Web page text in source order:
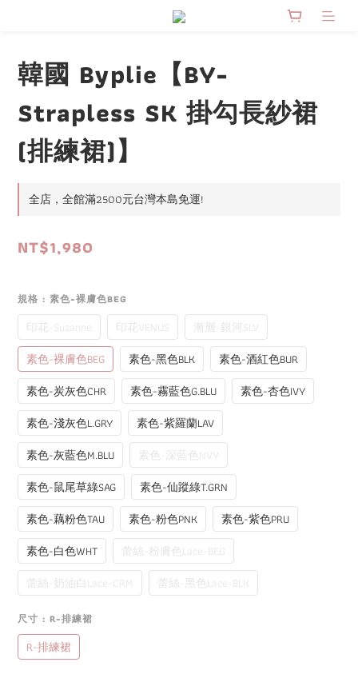
韓國 Byplie【BY-
Strapless SK 掛勾長紗裙
(排練裙)】
全店，全館滿2500元台灣本島免運!
NT$1,980
規格 : 素色-裸膚色BEG
印花-Suzanne 印花VENUS
漸層-銀河SLV
素色-裸膚色BEG
素色-黑色BLK
素色-酒紅色BUR
素色-炭灰色CHR
素色-霧藍色G.BLU
素色-杏色IVY
素色-淺灰色L.GRY
素色-紫羅蘭LAV
素色-灰藍色M.BLU
素色-深藍色NVY
素色-鼠尾草綠SAG
素色-仙蹤綠T.GRN
素色-藕粉色TAU
素色-粉色PNK
素色-紫色PRU
素色-白色WHT
蕾絲-粉膚色Lace-BEG
蕾絲-奶油白Lace-CRM
蕾絲-黑色Lace-BLK
尺寸 : R-排練裙
R-排練裙